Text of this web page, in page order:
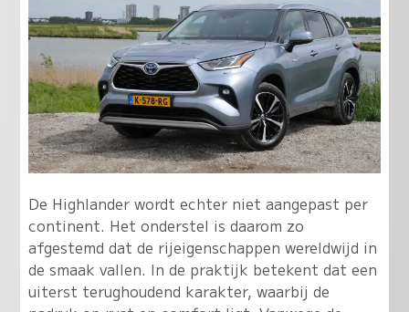
De Highlander wordt echter niet aangepast per
continent. Het onderstel is daarom zo
afgestemd dat de rijeigenschappen wereldwijd in
de smaak vallen. In de praktijk betekent dat een
uiterst terughoudend karakter, waarbij de